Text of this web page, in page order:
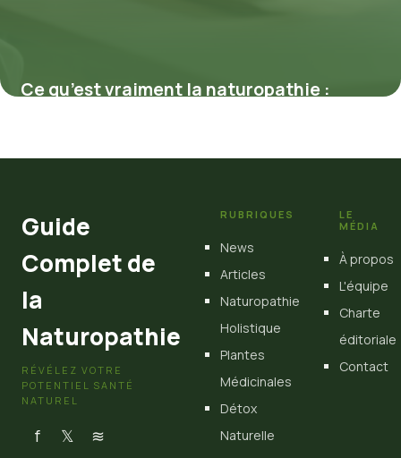
Ce qu’est vraiment la naturopathie :
Guide
Complet de
la
Naturopathie
RÉVÉLEZ VOTRE
POTENTIEL SANTÉ
NATUREL
f 𝕏 ≋
RUBRIQUES
News
Articles
Naturopathie
Holistique
Plantes
Médicinales
Détox
Naturelle
LE
MÉDIA
À propos
L'équipe
Charte
éditoriale
Contact